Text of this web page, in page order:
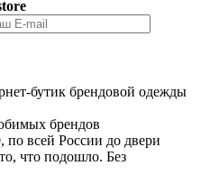
бутик брендовой одежды
брендов
по всей России до двери
что подошло. Без